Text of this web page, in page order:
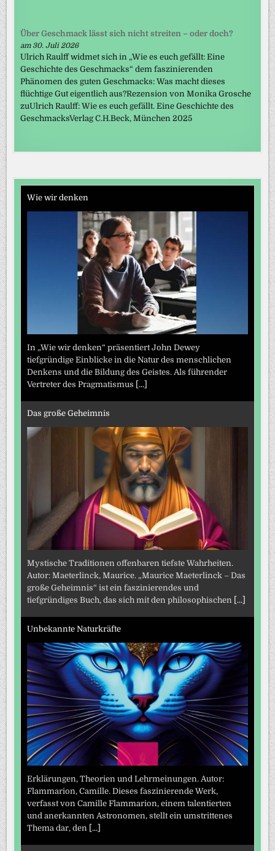
Über Geschmack lässt sich nicht streiten – oder doch?
am 30. Juli 2026
Ulrich Raulff widmet sich in „Wie es euch gefällt: Eine
Geschichte des Geschmacks“ dem faszinierenden
Phänomen des guten Geschmacks: Was macht dieses
flüchtige Gut eigentlich aus?Rezension von Monika Grosche
zuUlrich Raulff: Wie es euch gefällt. Eine Geschichte des
GeschmacksVerlag C.H.Beck, München 2025
Wie wir denken
In „Wie wir denken“ präsentiert John Dewey
tiefgründige Einblicke in die Natur des menschlichen
Denkens und die Bildung des Geistes. Als führender
Vertreter des Pragmatismus [...]
Das große Geheimnis
Mystische Traditionen offenbaren tiefste Wahrheiten.
Autor: Maeterlinck, Maurice. „Maurice Maeterlinck – Das
große Geheimnis“ ist ein faszinierendes und
tiefgründiges Buch, das sich mit den philosophischen [...]
Unbekannte Naturkräfte
Erklärungen, Theorien und Lehrmeinungen. Autor:
Flammarion, Camille. Dieses faszinierende Werk,
verfasst von Camille Flammarion, einem talentierten
und anerkannten Astronomen, stellt ein umstrittenes
Thema dar, den [...]